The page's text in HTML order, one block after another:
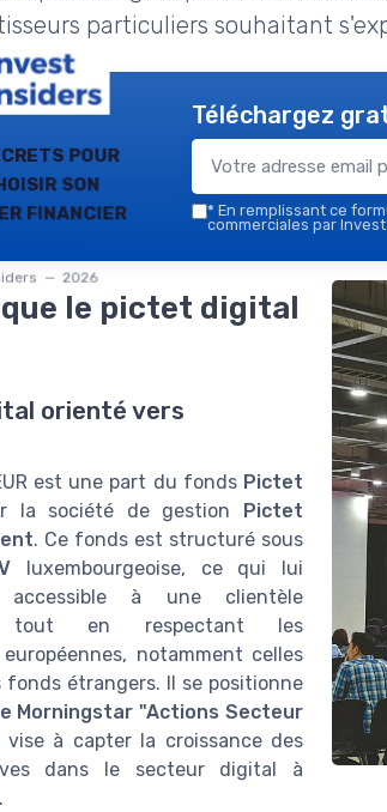
particuliers souhaitant
pour
son
financier
— 2026
Téléchargez
* En remplissant ce
commerciales par
que le pictet digital
orienté vers
est une part du fonds Pictet
la société de gestion Pictet
. Ce fonds est structuré sous
luxembourgeoise, ce qui lui
accessible à une clientèle
tout en respectant les
notamment celles
fonds étrangers. Il se positionne
Morningstar "Actions Secteur
vise à capter la croissance des
dans le secteur digital à